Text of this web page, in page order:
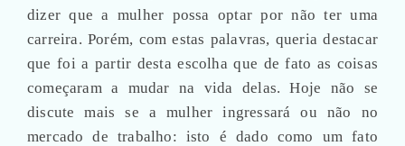
dizer que a mulher possa optar por não ter uma
carreira. Porém, com estas palavras, queria destacar
que foi a partir desta escolha que de fato as coisas
começaram a mudar na vida delas. Hoje não se
discute mais se a mulher ingressará ou não no
mercado de trabalho: isto é dado como um fato